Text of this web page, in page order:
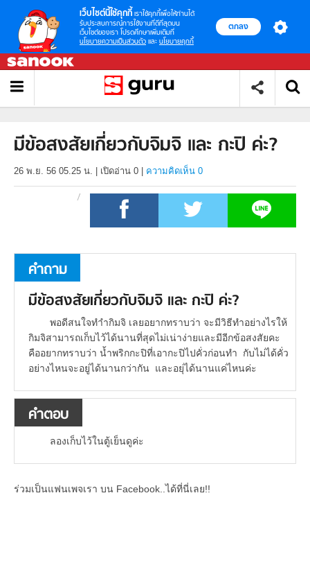
เว็บไซต์นี้ใช้คุกกี้ เราใช้คุกกี้เพื่อให้ท่านได้
รับประสบการณ์การใช้งานที่ดีที่สุดบน
เว็บไซต์ของเรา โปรดศึกษาเพิ่มเติมที่
นโยบายความเป็นส่วนตัว และ นโยบายคุกกี้
ตกลง
มีข้อสงสัยเกี่ยวกับจิมจิ และ กะปิ ค่ะ?
26 พ.ย. 56 05.25 น. เปิดอ่าน 0 ความคิดเห็น 0
คำถาม
มีข้อสงสัยเกี่ยวกับจิมจิ และ กะปิ ค่ะ?
พอดีสนใจทำำกิมจิ เลยอยากทราบว่า จะมีวิธีทำอย่างไรให้
กิมจิสามารถเก็บไว้ได้นานที่สุดไม่เน่าง่ายและมีอีกข้อสงสัยคะ
คืออยากทราบว่า น้ำพริกกะปิที่เอากะปิไปคั่วก่อนทำ กับไม่ได้คั่ว
อย่างไหนจะอยู่ได้นานกว่ากัน และอยุ่ได้นานแค่ไหนค่ะ
คำตอบ
ลองเก็บไว้ในตู้เย็นดูค่ะ
ร่วมเป็นแฟนเพจเรา บน Facebook..ได้ที่นี่เลย!!